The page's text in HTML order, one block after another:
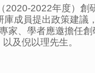
2020-2022年度）創
成員提出政策建議
家、學者應邀擔任
及倪以理先生。